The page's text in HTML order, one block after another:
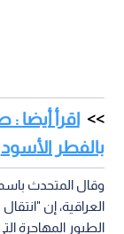
اقرأ أيضا
بالفطر الأسود
وقال المتحدث باسم
العراقية، إن
الطيور المهاجرة